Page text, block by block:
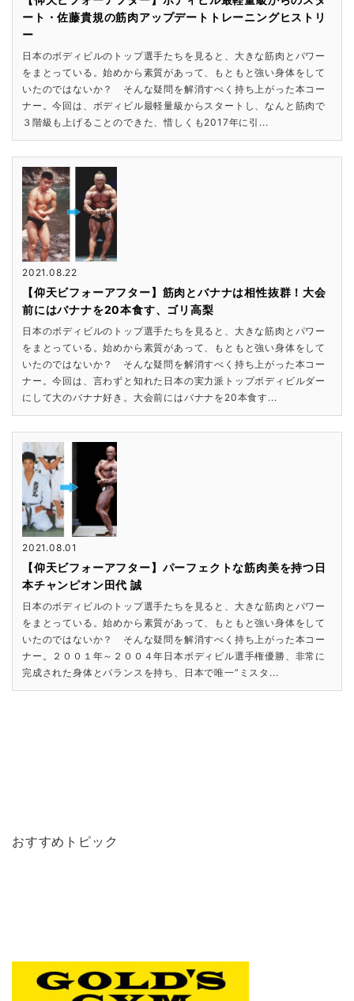
ート・佐藤貴規の筋肉アップデートトレーニングヒストリ
ー
日本のボディビルのトップ選手たちを見ると、大きな筋肉とパワー
をまとっている。始めから素質があって、もともと強い身体をして
いたのではないか？ そんな疑問を解消すべく持ち上がった本コー
ナー。今回は、ボディビル最軽量級からスタートし、なんと筋肉で
３階級も上げることのできた、惜しくも2017年に引...
2021.08.22
【仰天ビフォーアフター】筋肉とバナナは相性抜群！大会
前にはバナナを20本食す、ゴリ高梨
日本のボディビルのトップ選手たちを見ると、大きな筋肉とパワー
をまとっている。始めから素質があって、もともと強い身体をして
いたのではないか？ そんな疑問を解消すべく持ち上がった本コー
ナー。今回は、言わずと知れた日本の実力派トップボディビルダー
にして大のバナナ好き。大会前にはバナナを20本食す...
2021.08.01
【仰天ビフォーアフター】パーフェクトな筋肉美を持つ日
本チャンピオン田代 誠
日本のボディビルのトップ選手たちを見ると、大きな筋肉とパワー
をまとっている。始めから素質があって、もともと強い身体をして
いたのではないか？ そんな疑問を解消すべく持ち上がった本コー
ナー。２００１年～２００４年日本ボディビル選手権優勝、非常に
完成された身体とバランスを持ち、日本で唯一”ミスタ...
おすすめトピック